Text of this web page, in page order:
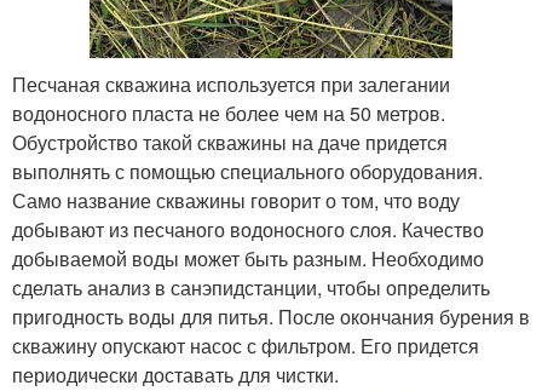
Песчаная скважина используется при залегании
водоносного пласта не более чем на 50 метров.
Обустройство такой скважины на даче придется
выполнять с помощью специального оборудования.
Само название скважины говорит о том, что воду
добывают из песчаного водоносного слоя. Качество
добываемой воды может быть разным. Необходимо
сделать анализ в санэпидстанции, чтобы определить
пригодность воды для питья. После окончания бурения в
скважину опускают насос с фильтром. Его придется
периодически доставать для чистки.